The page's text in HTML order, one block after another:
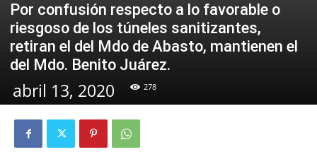
Por confusión respecto a lo favorable o
riesgoso de los túneles sanitizantes,
retiran el del Mdo de Abasto, mantienen el
del Mdo. Benito Juárez.
abril 13, 2020 278